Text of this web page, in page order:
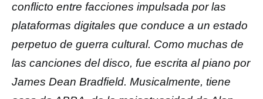
conflicto entre facciones impulsada por las
plataformas digitales que conduce a un estado
perpetuo de guerra cultural. Como muchas de
las canciones del disco, fue escrita al piano por
James Dean Bradfield. Musicalmente, tiene